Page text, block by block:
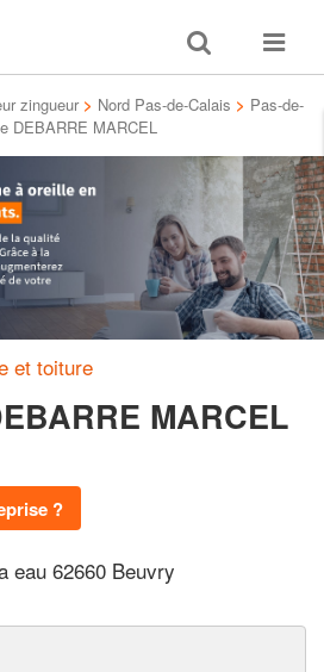
Toggle
search
Toggle
zingueur > Nord Pas-de-Calais > Pas-de-
DEBARRE MARCEL
et toiture
MARCEL
?
eau 62660 Beuvry